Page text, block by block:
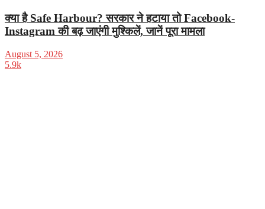
क्या है Safe Harbour? सरकार ने हटाया तो Facebook-
Instagram की बढ़ जाएंगी मुश्किलें, जानें पूरा मामला
August 5, 2026
5.9k